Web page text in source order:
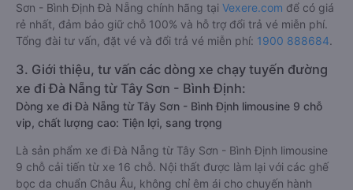
Sơn - Bình Định Đà Nẵng chính hãng tại Vexere.com để có giá
rẻ nhất, đảm bảo giữ chỗ 100% và hỗ trợ đổi trả vé miễn phí.
Tổng đài tư vấn, đặt vé và đổi trả vé miễn phí: 1900 888684.
3. Giới thiệu, tư vấn các dòng xe chạy tuyến đường
xe đi Đà Nẵng từ Tây Sơn - Bình Định:
Dòng xe đi Đà Nẵng từ Tây Sơn - Bình Định limousine 9 chỗ
vip, chất lượng cao: Tiện lợi, sang trọng
Là sản phẩm xe đi Đà Nẵng từ Tây Sơn - Bình Định limousine
9 chỗ cải tiến từ xe 16 chỗ. Nội thất được làm lại với các ghế
bọc da chuẩn Châu Âu, không chỉ êm ái cho chuyến hành